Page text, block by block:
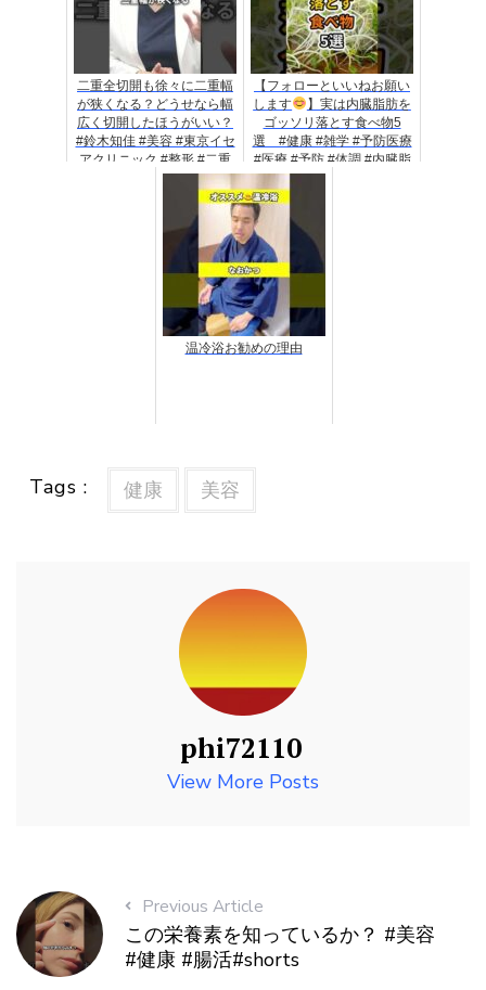
二重全切開も徐々に二重幅
が狭くなる？どうせなら幅
広く切開したほうがいい？
#鈴木知佳 #美容 #東京イセ
アクリニック #整形 #二重
整形 #全切開法 #埋没法 #美
容 #目元整形 #三重
【フォローといいねお願い
します
】実は内臓脂肪を
ゴッソリ落とす食べ物5
選 #健康 #雑学 #予防医療
#医療 #予防 #体調 #内臓脂
肪 #脂肪 #ダイエット #脂肪
温冷浴お勧めの理由
Tags : 健康 美容
phi72110
View More Posts
Previous Article
この栄養素を知っているか？ #美容
#健康 #腸活#shorts